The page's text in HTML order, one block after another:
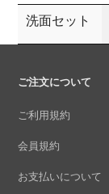
洗面セット
ご注文について
ご利用規約
会員規約
お支払いについて